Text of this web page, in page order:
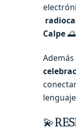
Calpe🌅
💫